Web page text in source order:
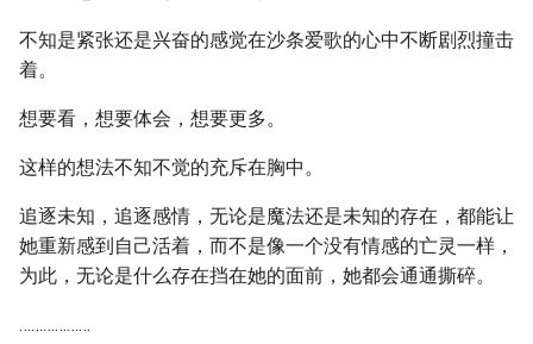
不知是紧张还是兴奋的感觉在沙条爱歌的心中不断剧烈撞击
着。
想要看，想要体会，想要更多。
这样的想法不知不觉的充斥在胸中。
追逐未知，追逐感情，无论是魔法还是未知的存在，都能让
她重新感到自己活着，而不是像一个没有情感的亡灵一样，
为此，无论是什么存在挡在她的面前，她都会通通撕碎。
………………